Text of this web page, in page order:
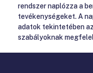
rendszer naplózza a
tevékenységeket. A
adatok tekintetében
szabályoknak